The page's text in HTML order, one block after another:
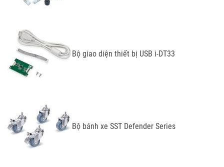
Bộ giao diện thiết bị USB i-DT33
Bộ bánh xe SST Defender Series